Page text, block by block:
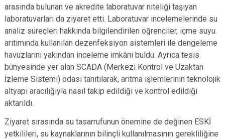
arasında bulunan ve akredite laboratuvar niteliği taşıyan
laboratuvarları da ziyaret etti. Laboratuvar incelemelerinde su
analiz süreçleri hakkında bilgilendirilen öğrenciler, içme suyu
arıtımında kullanılan dezenfeksiyon sistemleri ile dengeleme
havuzlarını yakından inceleme imkânı buldu. Ayrıca tesis
bünyesinde yer alan SCADA (Merkezi Kontrol ve Uzaktan
İzleme Sistemi) odası tanıtılarak, arıtma işlemlerinin teknolojik
altyapı aracılığıyla nasıl takip edildiği ve kontrol edildiği
aktarıldı.
Ziyaret sırasında su tasarrufunun önemine de değinen ESKİ
yetkilileri, su kaynaklarının bilinçli kullanılmasının gerekliliğine